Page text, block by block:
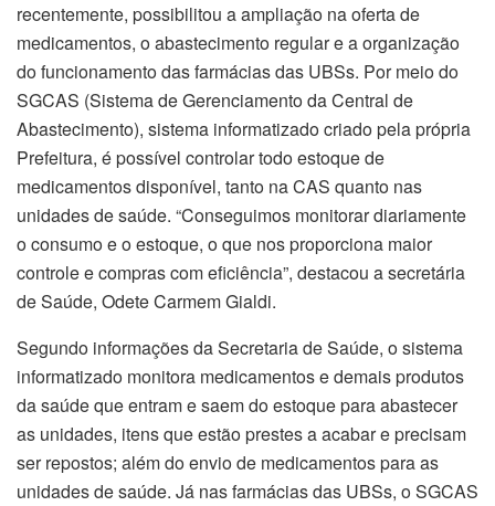
recentemente, possibilitou a ampliação na oferta de
medicamentos, o abastecimento regular e a organização
do funcionamento das farmácias das UBSs. Por meio do
SGCAS (Sistema de Gerenciamento da Central de
Abastecimento), sistema informatizado criado pela própria
Prefeitura, é possível controlar todo estoque de
medicamentos disponível, tanto na CAS quanto nas
unidades de saúde. “Conseguimos monitorar diariamente
o consumo e o estoque, o que nos proporciona maior
controle e compras com eficiência”, destacou a secretária
de Saúde, Odete Carmem Gialdi.
Segundo informações da Secretaria de Saúde, o sistema
informatizado monitora medicamentos e demais produtos
da saúde que entram e saem do estoque para abastecer
as unidades, itens que estão prestes a acabar e precisam
ser repostos; além do envio de medicamentos para as
unidades de saúde. Já nas farmácias das UBSs, o SGCAS